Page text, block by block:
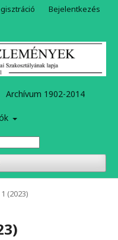
Archívum 1902-2014
Bejelentkezés
(2023)